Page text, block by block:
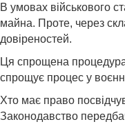
В умовах військового
майна. Проте, через
довіреностей.
Ця спрощена процедура
спрощує процес у
Хто має право
Законодавство